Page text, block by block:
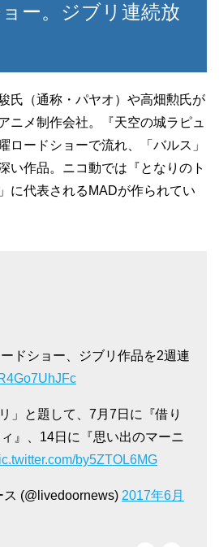
ー。ジブリ連続放
氏（通称・パヤオ）や高畑勲氏が
ニメ制作会社。『天空の城ラピュ
ロードショーで流れ、「バルス」
い作品。ニコ動では『となりのト
に代表されるMADが作られてい
ドショー、ジブリ作品を2週連
」と題して、7月7日に『借り
』、14日に『思い出のマーニ
by5ZTOL6MG
(@livedoornews) 2017年6月